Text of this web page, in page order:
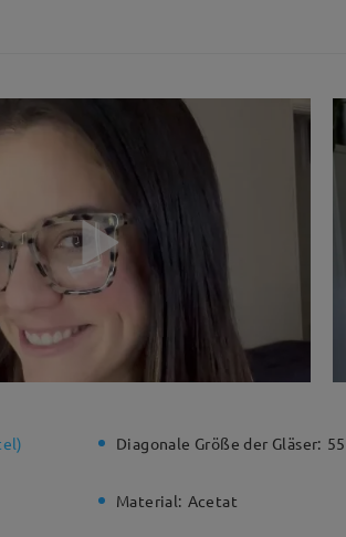
) Diagonale Größe der Gläser:
Material: Acetat